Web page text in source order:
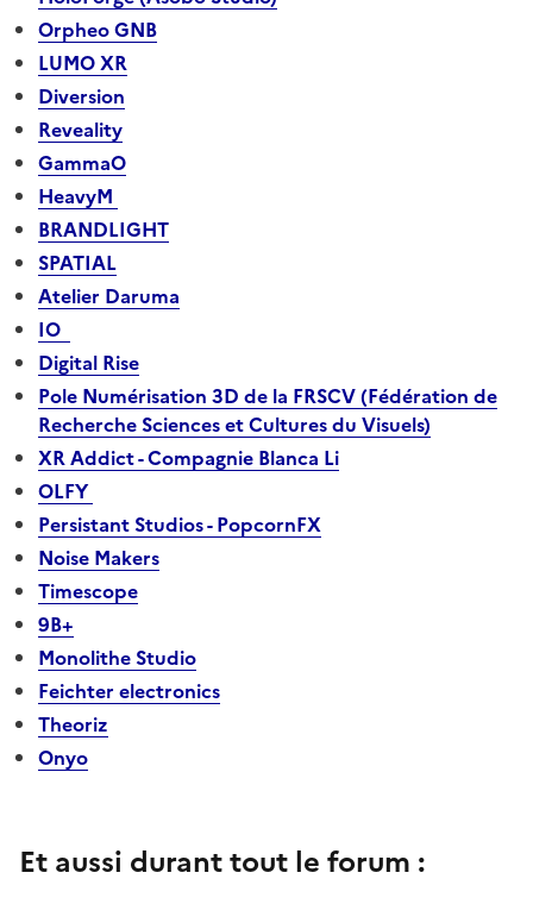
Orpheo GNB
LUMO XR
Diversion
Reveality
GammaO
HeavyM
BRANDLIGHT
SPATIAL
Atelier Daruma
IO
Digital Rise
Pole Numérisation 3D de la FRSCV (Fédération de
Recherche Sciences et Cultures du Visuels)
XR Addict - Compagnie Blanca Li
OLFY
Persistant Studios - PopcornFX
Noise Makers
Timescope
9B+
Monolithe Studio
Feichter electronics
Theoriz
Onyo
Et aussi durant tout le forum :